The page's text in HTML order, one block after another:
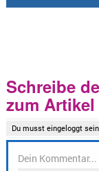
Schreibe
zum Artikel